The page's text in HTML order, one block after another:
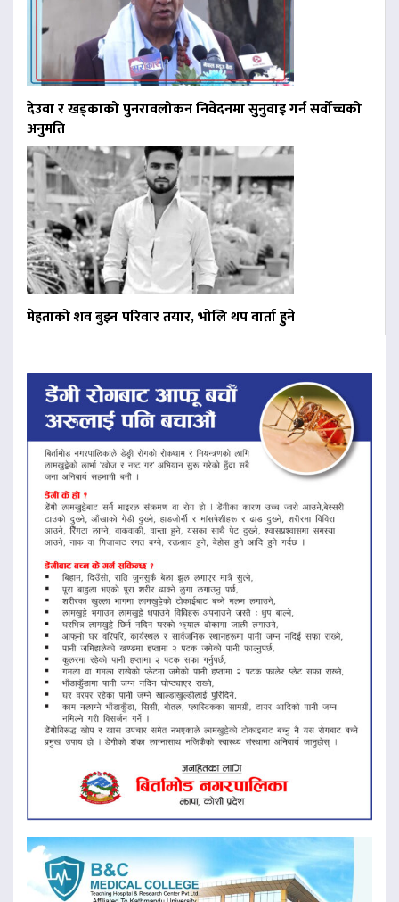
देउवा र खड्काको पुनरावलोकन निवेदनमा सुनुवाइ गर्न सर्वोच्चको
अनुमति
मेहताको शव बुझ्न परिवार तयार, भोलि थप वार्ता हुने